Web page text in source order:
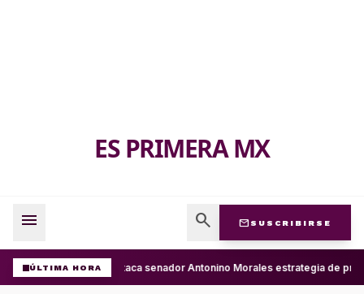
ES PRIMERA MX
menu search mail SUSCRIBIRSE
ÚLTIMA HORADestaca senador Antonino Morales estrategia de